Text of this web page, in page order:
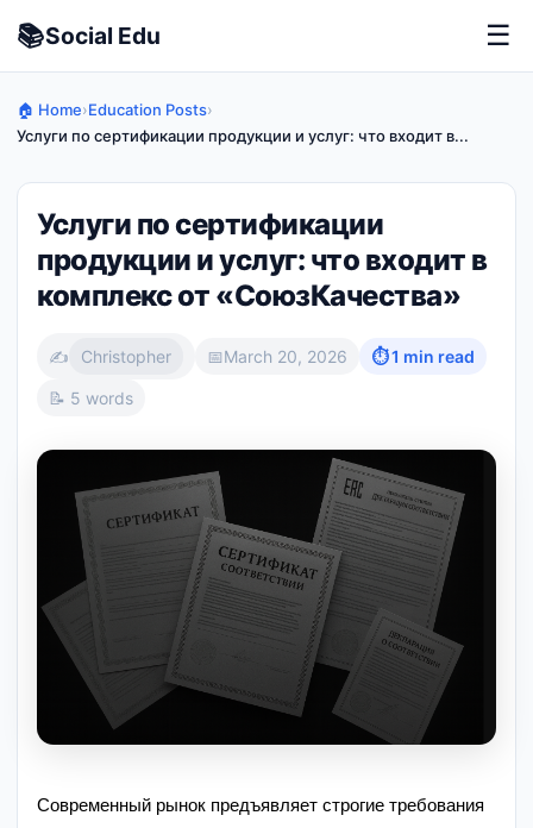
📚Social Edu ☰
🏠 Home›Education Posts›
Услуги по сертификации продукции и услуг: что входит в...
Услуги по сертификации
продукции и услуг: что входит в
комплекс от «СоюзКачества»
✍️ Christopher 📅March 20, 2026 ⏱ 1 min read
📝 5 words
Современный рынок предъявляет строгие требования